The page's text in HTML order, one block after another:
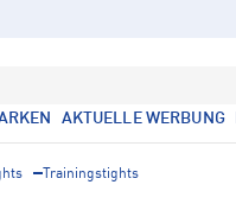
AKTUELLE WERBUNG
Trainingstights